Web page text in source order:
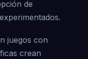
de
juegos con
crean